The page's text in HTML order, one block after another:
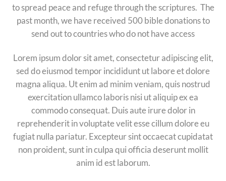
to spread peace and refuge through the scriptures. The
past month, we have received 500 bible donations to
send out to countries who do not have access
Lorem ipsum dolor sit amet, consectetur adipiscing elit,
sed do eiusmod tempor incididunt ut labore et dolore
magna aliqua. Ut enim ad minim veniam, quis nostrud
exercitation ullamco laboris nisi ut aliquip ex ea
commodo consequat. Duis aute irure dolor in
reprehenderit in voluptate velit esse cillum dolore eu
fugiat nulla pariatur. Excepteur sint occaecat cupidatat
non proident, sunt in culpa qui officia deserunt mollit
anim id est laborum.